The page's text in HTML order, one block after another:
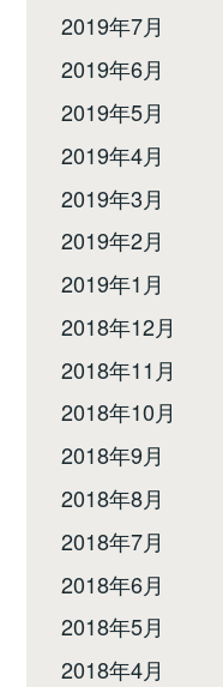
2019年7月
2019年6月
2019年5月
2019年4月
2019年3月
2019年2月
2019年1月
2018年12月
2018年11月
2018年10月
2018年9月
2018年8月
2018年7月
2018年6月
2018年5月
2018年4月